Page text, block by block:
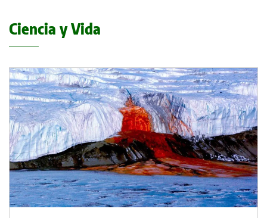
Ciencia y Vida